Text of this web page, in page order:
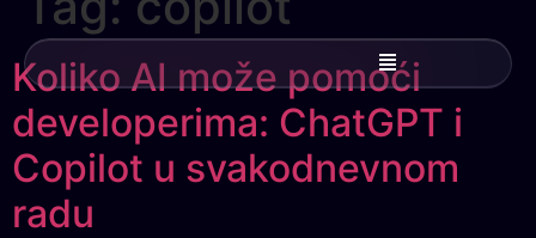
Koliko AI može pomoći
developerima: ChatGPT i
Copilot u svakodnevnom
radu